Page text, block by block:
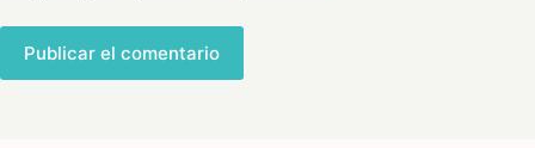
Publicar el comentario